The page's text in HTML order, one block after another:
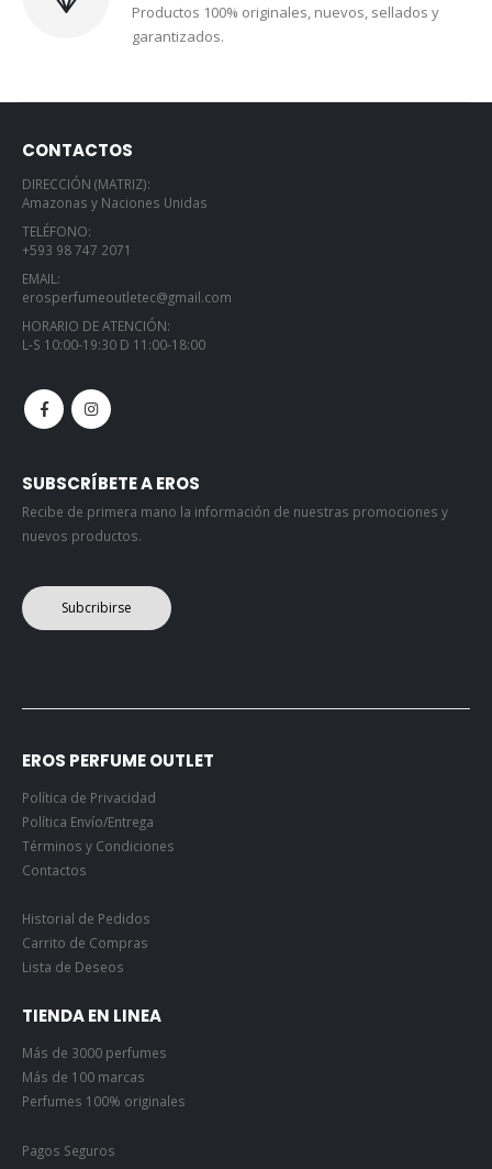
Productos 100% originales, nuevos, sellados y
garantizados.
CONTACTOS
DIRECCIÓN (MATRIZ):
Amazonas y Naciones Unidas
TELÉFONO:
+593 98 747 2071
EMAIL:
erosperfumeoutletec@gmail.com
HORARIO DE ATENCIÓN:
L-S 10:00-19:30 D 11:00-18:00
SUBSCRÍBETE A EROS
Recibe de primera mano la información de nuestras promociones y
nuevos productos.
Subcribirse
EROS PERFUME OUTLET
Política de Privacidad
Política Envío/Entrega
Términos y Condiciones
Contactos
Historial de Pedidos
Carrito de Compras
Lista de Deseos
TIENDA EN LINEA
Más de 3000 perfumes
Más de 100 marcas
Perfumes 100% originales
Pagos Seguros